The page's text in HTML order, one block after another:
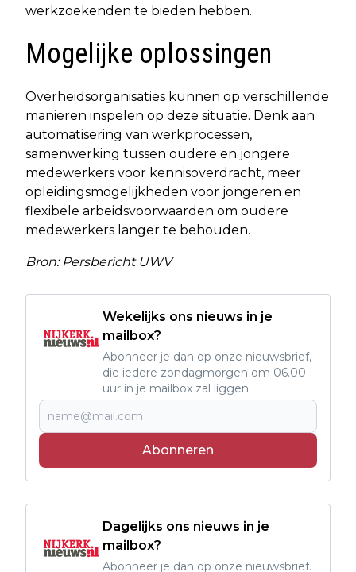
werkzoekenden te bieden hebben.
Mogelijke oplossingen
Overheidsorganisaties kunnen op verschillende
manieren inspelen op deze situatie. Denk aan
automatisering van werkprocessen,
samenwerking tussen oudere en jongere
medewerkers voor kennisoverdracht, meer
opleidingsmogelijkheden voor jongeren en
flexibele arbeidsvoorwaarden om oudere
medewerkers langer te behouden.
Bron: Persbericht UWV
Wekelijks ons nieuws in je
mailbox?
Abonneer je dan op onze nieuwsbrief,
die iedere zondagmorgen om 06.00
uur in je mailbox zal liggen.
Abonneren
Dagelijks ons nieuws in je
mailbox?
Abonneer je dan op onze nieuwsbrief.